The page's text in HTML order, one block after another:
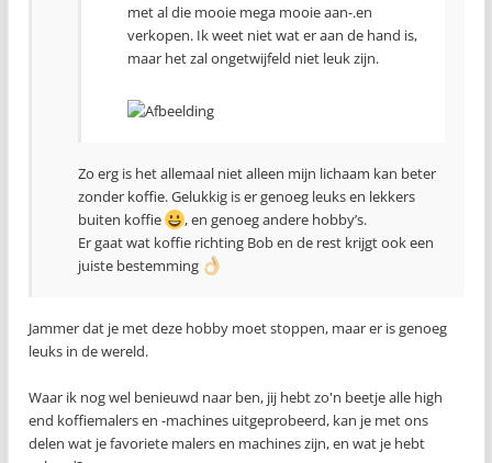
met al die mooie mega mooie aan-.en
verkopen. Ik weet niet wat er aan de hand is,
maar het zal ongetwijfeld niet leuk zijn.
Zo erg is het allemaal niet alleen mijn lichaam kan beter
zonder koffie. Gelukkig is er genoeg leuks en lekkers
buiten koffie
, en genoeg andere hobby’s.
Er gaat wat koffie richting Bob en de rest krijgt ook een
juiste bestemming
Jammer dat je met deze hobby moet stoppen, maar er is genoeg
leuks in de wereld.
Waar ik nog wel benieuwd naar ben, jij hebt zo'n beetje alle high
end koffiemalers en -machines uitgeprobeerd, kan je met ons
delen wat je favoriete malers en machines zijn, en wat je hebt